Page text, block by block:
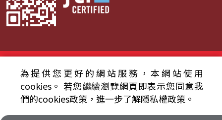
© 2024財團法人中央廣播電臺 版權所有
資通安全政策聲明
服務條款 隱私權條款
為提供您更好的網站服務，本網站使用
cookies。 若您繼續瀏覽網頁即表示您同意我
們的cookies政策，進一步了解隱私權政策。